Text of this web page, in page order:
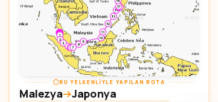
BU YELKENLIYLE YAPILAN ROTA
Malezya Japonya